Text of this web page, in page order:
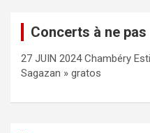
Concerts à ne
27 JUIN 2024 Chambéry
Sagazan » gratos